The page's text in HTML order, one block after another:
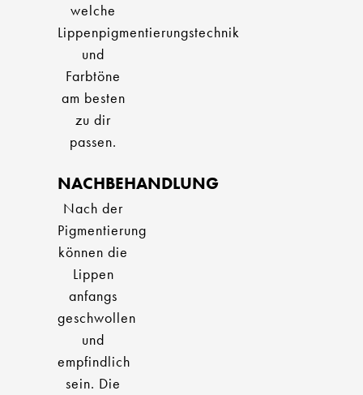
welche
Lippenpigmentierungstechnik
und
Farbtöne
am besten
zu dir
passen.
NACHBEHANDLUNG
Nach der
Pigmentierung
können die
Lippen
anfangs
geschwollen
und
empfindlich
sein. Die